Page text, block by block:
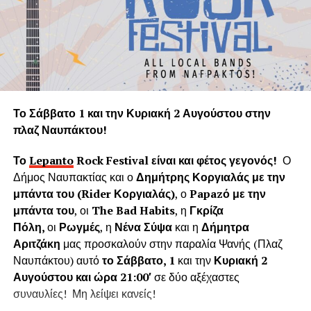
Ναυπάκτου καταστρέφεται με την αλόγιστη κοπή δεκάδων
υγιών δένδρων τη στιγμή που ακόμα και ένα θεωρείται
πολύτιμο και είναι αναντικατάστατη μονάδα του φυσικού
πνεύμονα της Γης.
Η «Εφορεία Αρχαιοτήτων Αιτωλοακαρνανίας και
Λευκάδας» υποστηρίζει ψευδώς ότι τα δέντρα που
κόπηκαν δημιουργούσαν προβλήματα στο τείχος του
ενετικού κάστρου. Όμως τα δέντρα του κάστρου
προέρχονται από τις δεντροφυτεύσεις που έγιναν
νομίμως από το 1914 έως το 1939 (έγκριση από το
Υπουργείο Εσωτερικών και κατόπιν από το Υπουργείο
Γεωργίας υπό την γραμματεία του Ιωάννη Μπρικόλα) και
βρίσκονται σε απόσταση ασφαλείας από τα τείχη.
Συνεπώς πολλά από τα δέντρα έχουν ηλικία άνω των 100
ετών χωρίς να έχει αναφερθεί κάποιο πρόβλημα στη
στατικότητα των τειχών που να οφείλεται στην πλήρη
ανάπτυξη του ριζικού συστήματος. Το Δασαρχείο
Το Σάββατο 1 και την Κυριακή 2 Αυγούστου στην
πλαζ Ναυπάκτου!
ΤοLepantoRockFestivalείναι και φέτος γεγονός! Ο
Δήμος Ναυπακτίας και οΔημήτρης Κοργιαλάς με την
μπάντα του (RiderΚοργιαλάς), οPapazό με την
μπάντα του, οι The Bad Habits, η Γκρίζα
Πόλη,οι Ρωγμές, η Νένα Σύψακαι η Δήμητρα
Αριτζάκη μας προσκαλούν στην παραλία Ψανής (Πλαζ
Ναυπάκτου) αυτότο Σάββατο, 1 και τηνΚυριακή 2
Αυγούστου και ώρα 21:00′σε δύο αξέχαστες
συναυλίες! Μη λείψει κανείς!